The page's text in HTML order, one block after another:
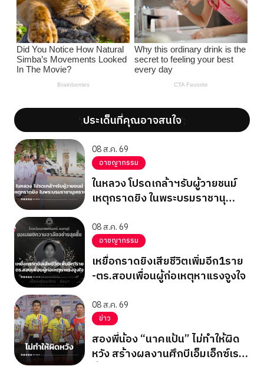
';ประเด็นที่คุณอาจสนใจ';
08 ส.ค. 69
อาชญากรรม
ในหลวง โปรดเกล้าฯรับผู้วายชนม์
เหตุกราดยิง ในพระบรมราชานุ
08 ส.ค. 69
อาชญากรรม
เหยื่อกราดยิงเสียชีวิตเพิ่มอีก1ราย
-ตร.สอบเพื่อนผู้ก่อเหตุหาแรงจูงใจ
08 ส.ค. 69
ข่าว
สองพี่น้อง “นาคแป้น” ไม่ทำให้ผิด
หวัง สร้างผลงานศึกบีเอ็มเอ็กซ์เรซ